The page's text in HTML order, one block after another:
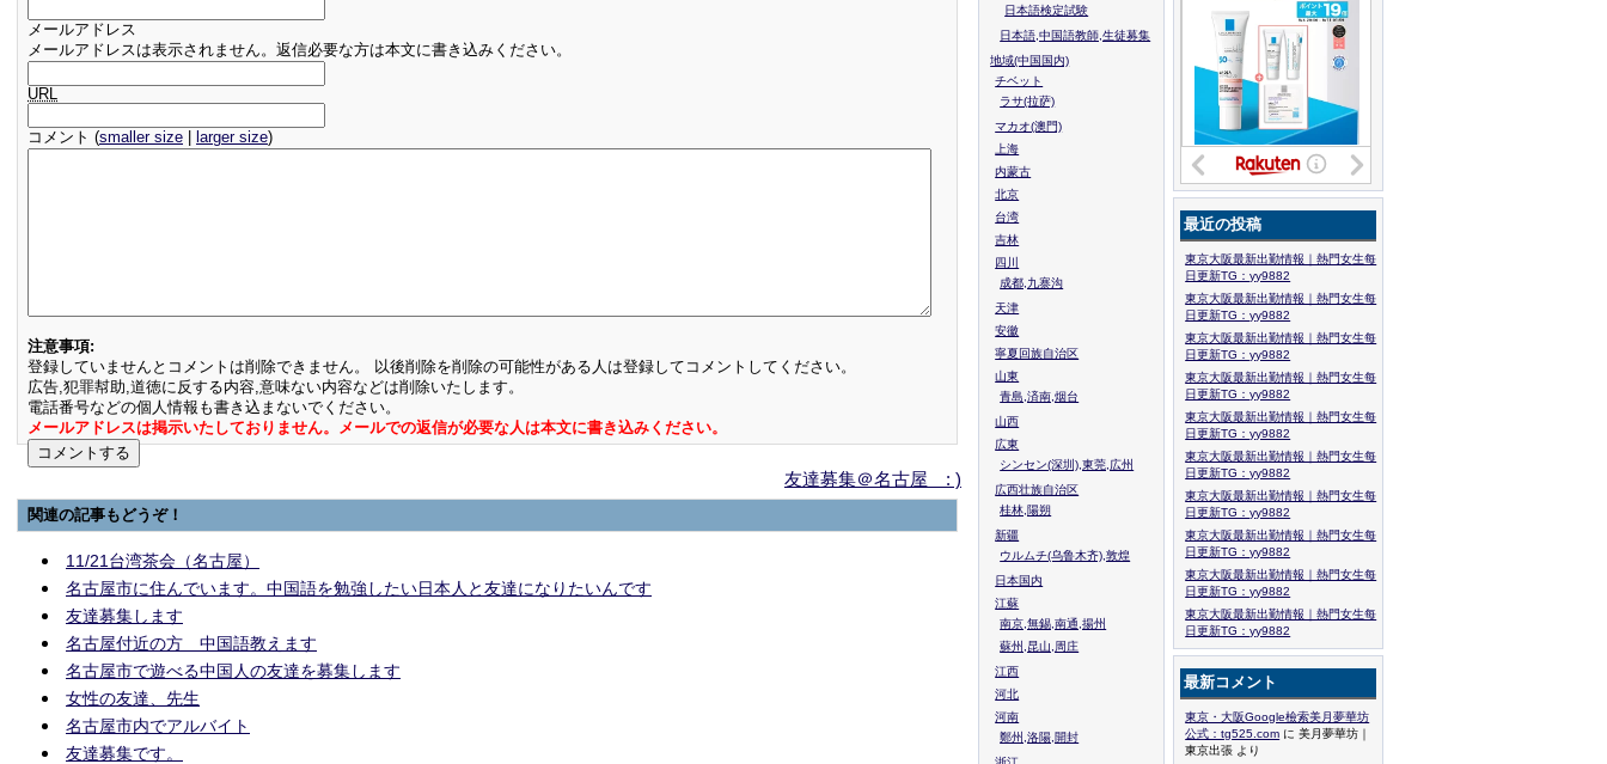
メールアドレス
メールアドレスは表示されません。返信必要な方は本文に書き込みください。
URL
コメント (smaller size larger size)
注意事項:
登録していませんとコメントは削除できません。 以後削除を削除の可能性がある人は登録してコメントしてください。
広告,犯罪幇助,道徳に反する内容,意味ない内容などは削除いたします。
電話番号などの個人情報も書き込まないでください。
メールアドレスは掲示いたしておりません。メールでの返信が必要な人は本文に書き込みください。
友達募集＠名古屋 : )
関連の記事もどうぞ！
11/21台湾茶会（名古屋）
名古屋市に住んでいます。中国語を勉強したい日本人と友達になりたいんです
友達募集します
名古屋付近の方 中国語教えます
名古屋市で遊べる中国人の友達を募集します
女性の友達、先生
名古屋市内でアルバイト
友達募集です。
日本語検定試験
日本語,中国語教師,生徒募集
地域(中国国内)
チベット
ラサ(拉萨)
マカオ(澳門)
上海
内蒙古
北京
台湾
吉林
四川
成都,九寨沟
天津
安徽
寧夏回族自治区
山東
青島,済南,烟台
山西
広東
シンセン(深圳),東莞,広州
広西壮族自治区
桂林,陽朔
新疆
ウルムチ(乌鲁木齐),敦煌
日本国内
江蘇
南京,無錫,南通,揚州
蘇州,昆山,周庄
江西
河北
河南
鄭州,洛陽,開封
最近の投稿
東京大阪最新出勤情報｜熱門女生每
日更新TG：yy9882
東京大阪最新出勤情報｜熱門女生每
日更新TG：yy9882
東京大阪最新出勤情報｜熱門女生每
日更新TG：yy9882
東京大阪最新出勤情報｜熱門女生每
日更新TG：yy9882
東京大阪最新出勤情報｜熱門女生每
日更新TG：yy9882
東京大阪最新出勤情報｜熱門女生每
日更新TG：yy9882
東京大阪最新出勤情報｜熱門女生每
日更新TG：yy9882
東京大阪最新出勤情報｜熱門女生每
日更新TG：yy9882
東京大阪最新出勤情報｜熱門女生每
日更新TG：yy9882
東京大阪最新出勤情報｜熱門女生每
日更新TG：yy9882
最新コメント
東京・大阪Google檢索美月夢華坊
公式：tg525.com に 美月夢華坊｜
東京出張 より